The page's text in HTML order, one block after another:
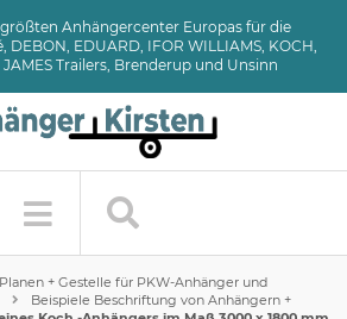
Anhängercenter Europas für die
DEBON, EDUARD, IFOR WILLIAMS, KOCH,
JAMES Trailers, Brenderup und Unsinn
Planen + Gestelle für PKW-Anhänger und
Beispiele Beschriftung von Anhängern +